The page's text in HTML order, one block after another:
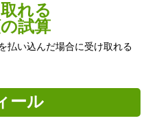
れる
試算
払い込んだ場合に受け取れる
ール